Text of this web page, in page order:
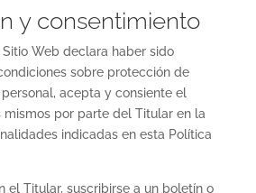
y consentimiento
Web declara haber sido
sobre protección de
acepta y consiente el
por parte del Titular en la
indicadas en esta Política
el Titular, suscribirse a un boletín o